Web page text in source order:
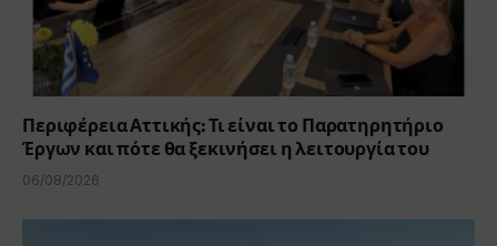
Περιφέρεια Αττικής: Τι είναι το Παρατηρητήριο
Έργων και πότε θα ξεκινήσει η λειτουργία του
06/08/2026